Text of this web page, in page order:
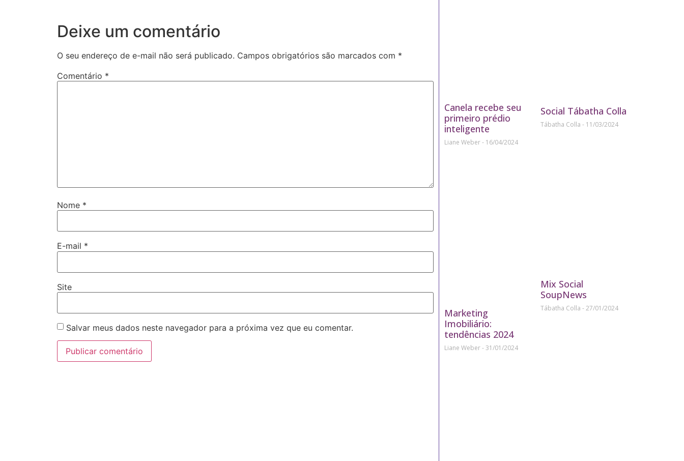
Deixe um comentário
O seu endereço de e-mail não será publicado. Campos obrigatórios são marcados com *
Comentário *
Nome *
E-mail *
Site
Salvar meus dados neste navegador para a próxima vez que eu comentar.
Canela recebe seu
primeiro prédio
inteligente
Liane Weber 16/04/2024
Social Tábatha Colla
Tábatha Colla 11/03/2024
Marketing
Imobiliário:
tendências 2024
Liane Weber 31/01/2024
Mix Social
SoupNews
Tábatha Colla 27/01/2024